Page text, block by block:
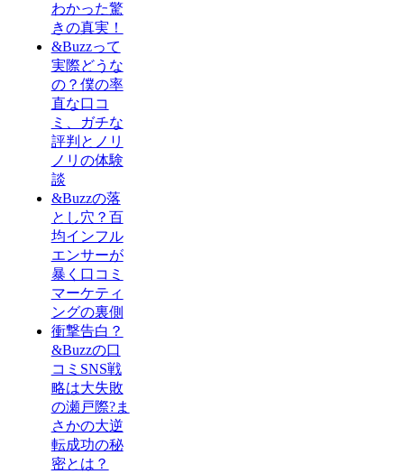
わかった驚
きの真実！
&Buzzって
実際どうな
の？僕の率
直な口コ
ミ、ガチな
評判とノリ
ノリの体験
談
&Buzzの落
とし穴？百
均インフル
エンサーが
暴く口コミ
マーケティ
ングの裏側
衝撃告白？
&Buzzの口
コミSNS戦
略は大失敗
の瀬戸際?ま
さかの大逆
転成功の秘
密とは？